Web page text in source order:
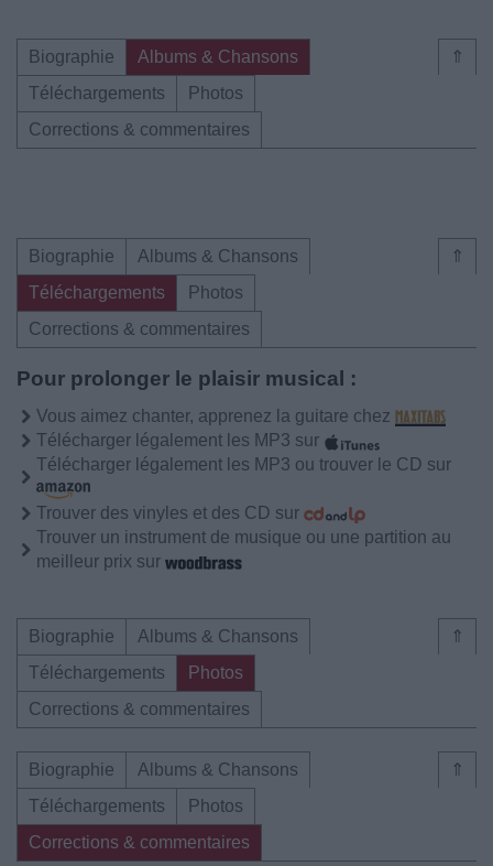
⇑
Biographie
Albums & Chansons
Téléchargements
Photos
Corrections & commentaires
⇑
Biographie
Albums & Chansons
Téléchargements
Photos
Corrections & commentaires
Pour prolonger le plaisir musical :
Vous aimez chanter, apprenez la guitare chez
Télécharger légalement les MP3 sur
Télécharger légalement les MP3 ou trouver le CD sur
Trouver des vinyles et des CD sur
Trouver un instrument de musique ou une partition au
meilleur prix sur
⇑
Biographie
Albums & Chansons
Téléchargements
Photos
Corrections & commentaires
⇑
Biographie
Albums & Chansons
Téléchargements
Photos
Corrections & commentaires